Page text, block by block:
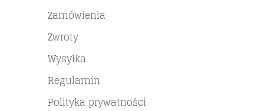
Zamówienia
Zwroty
Wysyłka
Regulamin
Polityka prywatności